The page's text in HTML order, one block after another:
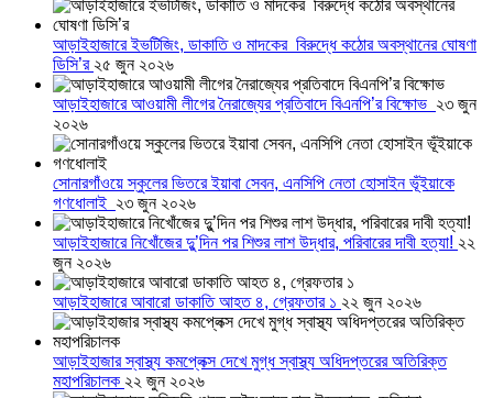
আড়াইহাজারে ইভটিজিং, ডাকাতি ও মাদকের বিরুদ্ধে কঠোর অবস্থানের ঘোষণা
ডিসি’র ২৫ জুন ২০২৬
আড়াইহাজারে আওয়ামী লীগের নৈরাজ্যের প্রতিবাদে বিএনপি’র বিক্ষোভ ২৩ জুন
২০২৬
সোনারগাঁওয়ে স্কুলের ভিতরে ইয়াবা সেবন, এনসিপি নেতা হোসাইন ভূঁইয়াকে
গণধোলাই ২৩ জুন ২০২৬
আড়াইহাজারে নিখোঁজের দুু’দিন পর শিশুর লাশ উদ্ধার, পরিবারের দাবী হত্যা! ২২
জুন ২০২৬
আড়াইহাজারে আবারো ডাকাতি আহত ৪, গ্রেফতার ১ ২২ জুন ২০২৬
আড়াইহাজার স্বাস্থ্য কমপ্লেক্স দেখে মুগ্ধ স্বাস্থ্য অধিদপ্তরের অতিরিক্ত
মহাপরিচালক ২২ জুন ২০২৬